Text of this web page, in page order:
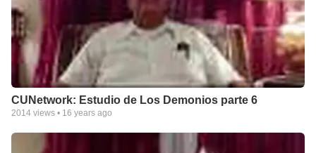
CUNetwork: Estudio de Los Demonios parte 6
2014 views • 16 years ago